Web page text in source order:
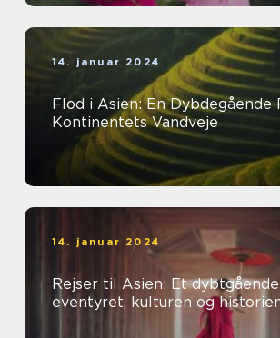
14. januar 2024
Flod i Asien: En Dybdegående
Kontinentets Vandveje
14. januar 2024
Rejser til Asien: Et
eventyret, kulturen og